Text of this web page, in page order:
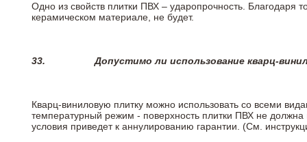
Одно из свойств плитки ПВХ – ударопрочность. Благодаря
керамическом материале, не будет.
33.Допустимо ли использование кварц-
Кварц-виниловую плитку можно использовать со всеми
температурный режим - поверхность плитки ПВХ не
условия приведет к аннулированию гарантии. (См.